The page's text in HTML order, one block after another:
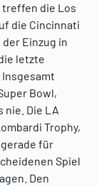
treffen die Los
die Cincinnati
Einzug in
letzte
Bowl,
nie. Die LA
Trophy,
für
Spiel
Den